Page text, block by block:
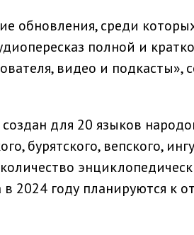
обновления, среди
полной и
видео и подкасты»,
для 20 языков
бурятского, вепского,
в 2024 году планируются к